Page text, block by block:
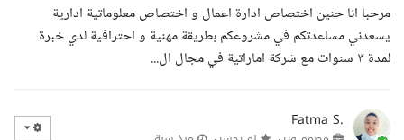
مرحبا انا حنين اختصاص ادارة اعمال و اختصاص معلوماتية ادارية
يسعدني مساعدتكم في مشروعكم بطريقة مهنية و احترافية لدي خبرة
لمدة ٣ سنوات مع شركة اماراتية في مجال ال...
Fatma S.